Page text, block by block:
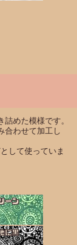
めた模様です。
合わせて加工し
して使っていま
ーン
に黒